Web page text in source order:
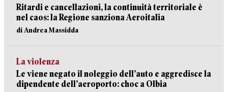
Ritardi e cancellazioni, la continuità territoriale è
nel caos: la Regione sanziona Aeroitalia
di Andrea Massidda
La violenza
Le viene negato il noleggio dell’auto e aggredisce la
dipendente dell’aeroporto: choc a Olbia